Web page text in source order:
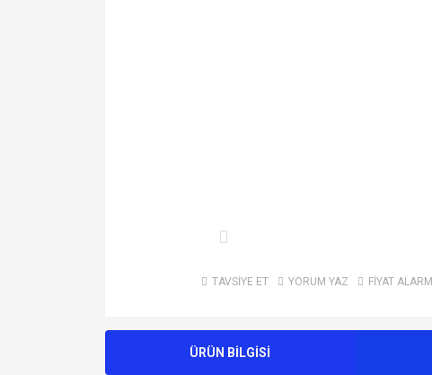
TAVSİYE ET YORUM YAZ FİYAT ALARMI
ÜRÜN BİLGİSİ